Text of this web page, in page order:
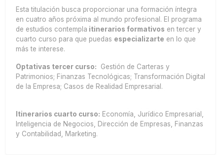
Esta titulación busca proporcionar una formación íntegra
en cuatro años próxima al mundo profesional. El programa
de estudios contempla itinerarios formativos en tercer y
cuarto curso para que puedas especializarte en lo que
más te interese.
Optativas tercer curso: Gestión de Carteras y
Patrimonios; Finanzas Tecnológicas; Transformación Digital
de la Empresa; Casos de Realidad Empresarial.
Itinerarios cuarto curso: Economía, Jurídico Empresarial,
Inteligencia de Negocios, Dirección de Empresas, Finanzas
y Contabilidad, Marketing.